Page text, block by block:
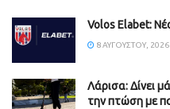
Volos Elabet:
8 ΑΥΓΟΎΣΤΟΥ, 2026
Λάρισα: Δίνει
την πτώση με